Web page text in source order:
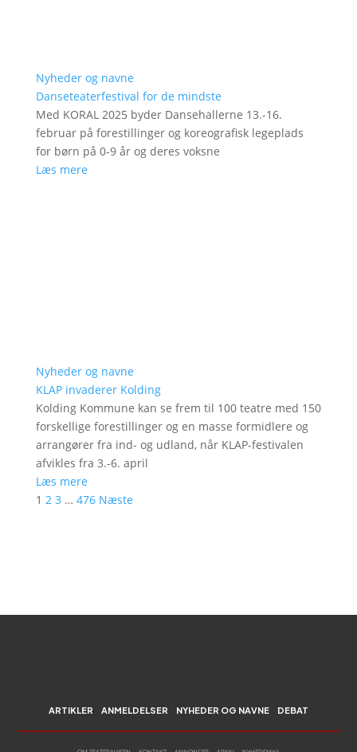
Nyheder og navne
Danseteaterfestival for de mindste
Med KORAL 2025 byder Dansehallerne 13.-16.
februar på forestillinger og koreografisk legeplads
for børn på 0-9 år og deres voksne
Læs mere
Nyheder og navne
KLAP invaderer Kolding
Kolding Kommune kan se frem til 100 teatre med 150
forskellige forestillinger og en masse formidlere og
arrangører fra ind- og udland, når KLAP-festivalen
afvikles fra 3.-6. april
Læs mere
1 2 3 … 476 Næste
ARTIKLER ANMELDELSER NYHEDER OG NAVNE DEBAT